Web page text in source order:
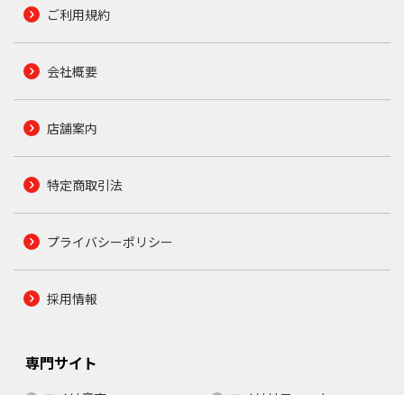
ご利用規約
会社概要
店舗案内
特定商取引法
プライバシーポリシー
採用情報
専門サイト